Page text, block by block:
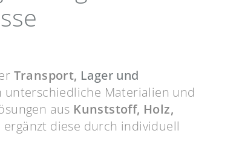
Transport, Lager und
unterschiedliche Materialien und
aus Kunststoff, Holz,
diese durch individuell